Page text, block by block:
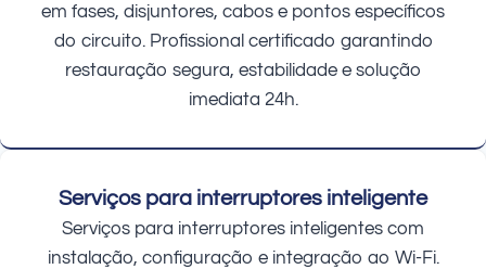
em fases, disjuntores, cabos e pontos específicos
do circuito. Profissional certificado garantindo
restauração segura, estabilidade e solução
imediata 24h.
Serviços para interruptores inteligente
Serviços para interruptores inteligentes com
instalação, configuração e integração ao Wi-Fi.